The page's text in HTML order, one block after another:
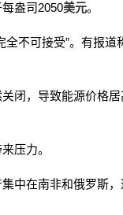
盎司2050美元。
不可接受”。有报
闭，导致能源价格
压力。
中在南非和俄罗斯